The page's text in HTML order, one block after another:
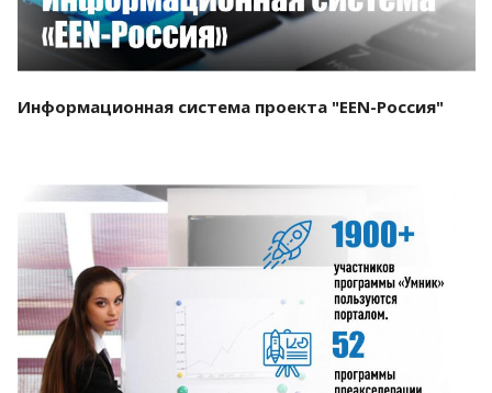
Информационная система проекта "EEN-Россия"
Смотреть проект